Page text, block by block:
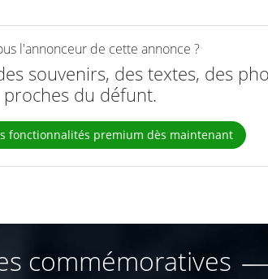
l'annonceur de cette annonce ?
souvenirs, des textes, des
proches du défunt.
fonctionnalités premium dès maintenant
commémoratives